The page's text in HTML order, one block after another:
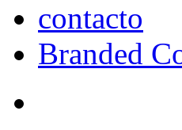
contacto
Branded